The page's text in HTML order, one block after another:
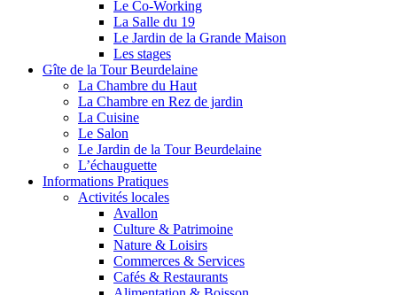
Le Co-Working
La Salle du 19
Le Jardin de la Grande Maison
Les stages
Gîte de la Tour Beurdelaine
La Chambre du Haut
La Chambre en Rez de jardin
La Cuisine
Le Salon
Le Jardin de la Tour Beurdelaine
L’échauguette
Informations Pratiques
Activités locales
Avallon
Culture & Patrimoine
Nature & Loisirs
Commerces & Services
Cafés & Restaurants